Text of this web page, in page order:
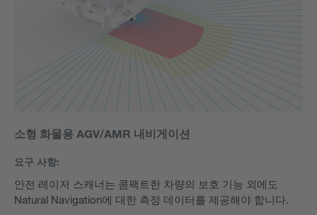
소형 화물용 AGV/AMR 내비게이션
요구 사항:
안전 레이저 스캐너는 콤팩트한 차량의 보호 기능 외에도
Natural Navigation에 대한 측정 데이터를 제공해야 합니다.